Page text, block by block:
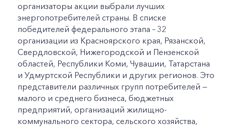
организаторы акции выбрали лучших
энергопотребителей страны. В списке
победителей федерального этапа – 32
организации из Красноярского края, Рязанской,
Свердловской, Нижегородской и Пензенской
областей, Республики Коми, Чувашии, Татарстана
и Удмуртской Республики и других регионов. Это
представители различных групп потребителей —
малого и среднего бизнеса, бюджетных
предприятий, организаций жилищно-
коммунального сектора, сельского хозяйства,